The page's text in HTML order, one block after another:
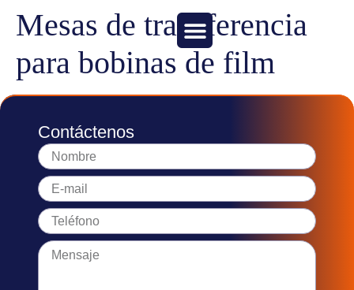
Mesas de transferencia
para bobinas de film
Contáctenos